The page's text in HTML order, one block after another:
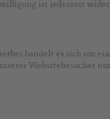
ist jederzeit
handelt es sich um
Websitebesucher